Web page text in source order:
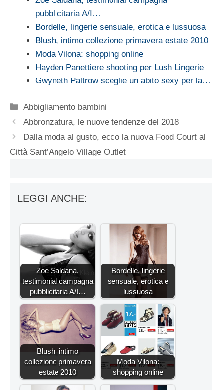
pubblicitaria A/I…
Bordelle, lingerie sensuale, erotica e lussuosa
Blush, intimo collezione primavera estate 2010
Moda Vilona: shopping online
Hayden Panettiere shooting per Lush Lingerie
Gwyneth Paltrow sceglie un abito sexy per la…
Categorie
Abbigliamento bambini
Abbronzatura, le nuove tendenze del 2018
Dalla moda al gusto, ecco la nuova Food Court al
Città Sant’Angelo Village Outlet
LEGGI ANCHE:
Zoe Saldana,
testimonial campagna
pubblicitaria A/I…
Bordelle, lingerie
sensuale, erotica e
lussuosa
Blush, intimo
collezione primavera
estate 2010
Moda Vilona:
shopping online